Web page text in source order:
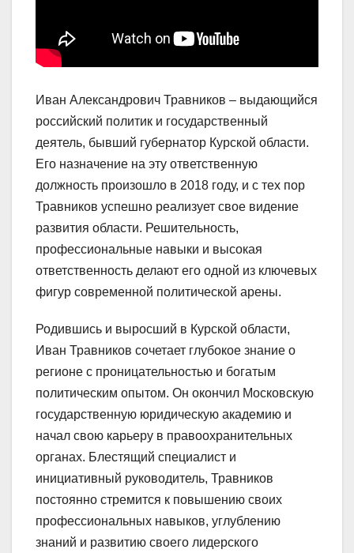
Иван Александрович Травников – выдающийся
российский политик и государственный
деятель, бывший губернатор Курской области.
Его назначение на эту ответственную
должность произошло в 2018 году, и с тех пор
Травников успешно реализует свое видение
развития области. Решительность,
профессиональные навыки и высокая
ответственность делают его одной из ключевых
фигур современной политической арены.
Родившись и выросший в Курской области,
Иван Травников сочетает глубокое знание о
регионе с проницательностью и богатым
политическим опытом. Он окончил Московскую
государственную юридическую академию и
начал свою карьеру в правоохранительных
органах. Блестящий специалист и
инициативный руководитель, Травников
постоянно стремится к повышению своих
профессиональных навыков, углублению
знаний и развитию своего лидерского